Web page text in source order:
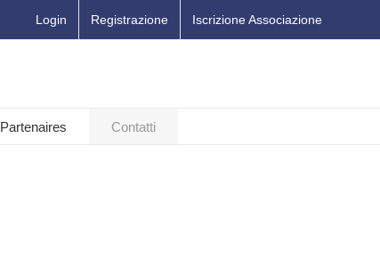
Login Registrazione Iscrizione Associazione
Partenaires Contatti